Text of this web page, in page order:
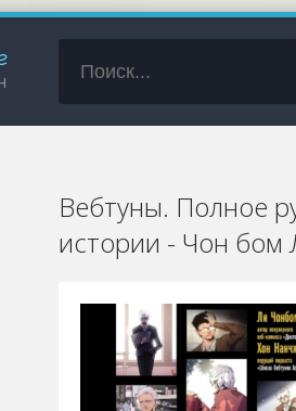
Вебтуны. Полное
истории - Чон бом